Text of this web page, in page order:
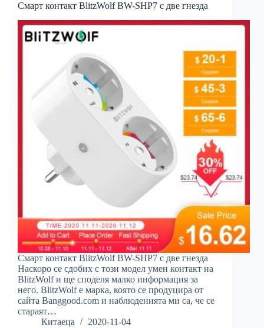
Смарт контакт BlitzWolf BW-SHP7 с две гнезда
Смарт контакт BlitzWolf BW-SHP7 с две гнезда
Наскоро се сдобих с този модел умен контакт на
BlitzWolf и ще споделя малко информация за
него. BlitzWolf е марка, която се продуцира от
сайта Banggood.com и наблюденията ми са, че се
стараят…
Китаеца
2020-11-04